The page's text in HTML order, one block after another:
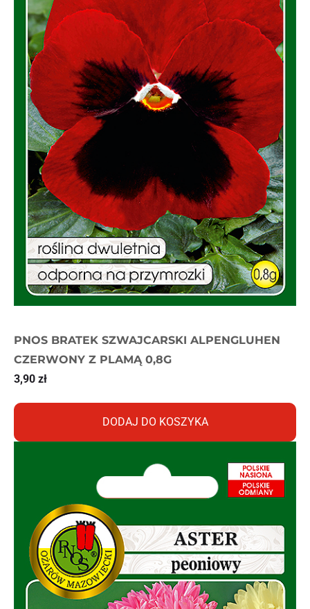
PNOS BRATEK SZWAJCARSKI ALPENGLUHEN
CZERWONY Z PLAMĄ 0,8G
3,90 zł
DODAJ DO KOSZYKA